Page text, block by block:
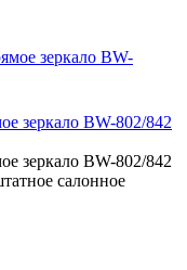
зеркало BW-802/842
зеркало BW-802/842
салонное